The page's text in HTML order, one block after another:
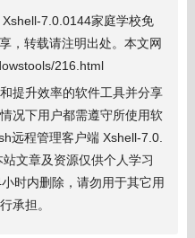
7.0.0144家庭学校免
，转载请注明出处。本文网
216.html
提升效率的软件工具并分享
况下用户都需遵守所使用软
远程管理客户端 Xshell-7.0.
文章及资源仅供个人学习
时内删除，请勿用于其它用
承担。